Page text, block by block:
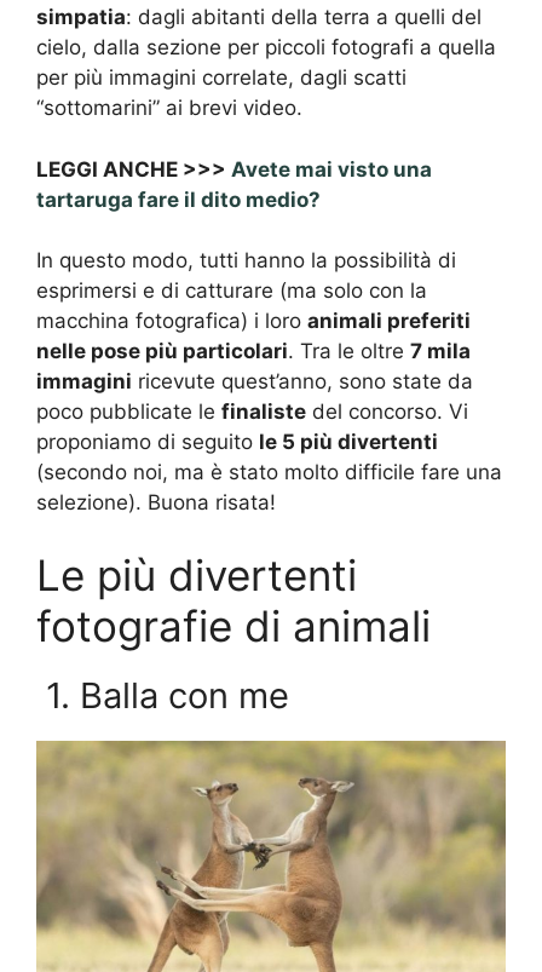
simpatia: dagli abitanti della terra a quelli del
cielo, dalla sezione per piccoli fotografi a quella
per più immagini correlate, dagli scatti
“sottomarini” ai brevi video.
LEGGI ANCHE >>> Avete mai visto una
tartaruga fare il dito medio?
In questo modo, tutti hanno la possibilità di
esprimersi e di catturare (ma solo con la
macchina fotografica) i loro animali preferiti
nelle pose più particolari. Tra le oltre 7 mila
immagini ricevute quest’anno, sono state da
poco pubblicate le finaliste del concorso. Vi
proponiamo di seguito le 5 più divertenti
(secondo noi, ma è stato molto difficile fare una
selezione). Buona risata!
Le più divertenti
fotografie di animali
1. Balla con me